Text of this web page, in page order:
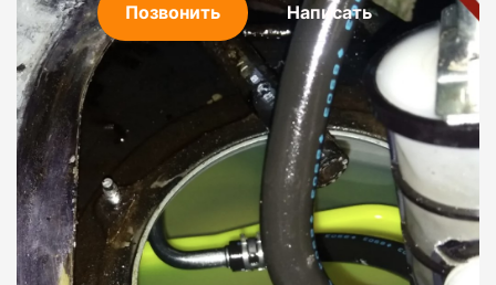
Позвонить Написать